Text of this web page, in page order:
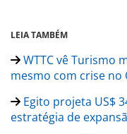
LEIA TAMBÉM
WTTC vê Turismo
mesmo com crise no
Egito projeta US$
estratégia de